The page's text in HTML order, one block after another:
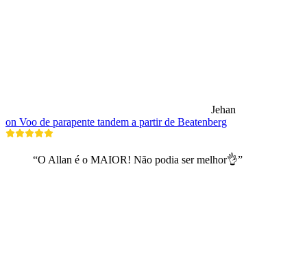
Jehan
on Voo de parapente tandem a partir de Beatenberg
“O Allan é o MAIOR! Não podia ser melhor👌”